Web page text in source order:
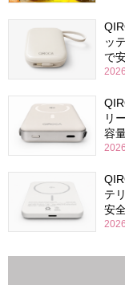
ッ
で
リ
容
テ
安